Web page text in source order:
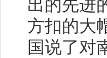
出的先进
方扣的大
国说了对